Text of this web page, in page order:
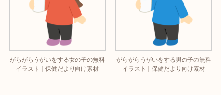
がらがらうがいをする女の子の無料
イラスト｜保健だより向け素材
がらがらうがいをする男の子の無料
イラスト｜保健だより向け素材